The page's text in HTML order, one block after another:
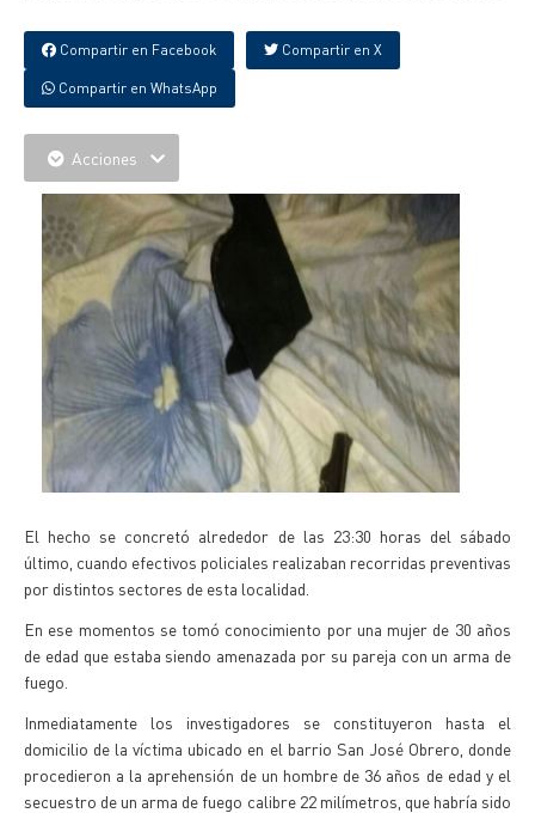
Compartir en Facebook Compartir en X
Compartir en WhatsApp
Acciones
El hecho se concretó alrededor de las 23:30 horas del sábado
último, cuando efectivos policiales realizaban recorridas preventivas
por distintos sectores de esta localidad.
En ese momentos se tomó conocimiento por una mujer de 30 años
de edad que estaba siendo amenazada por su pareja con un arma de
fuego.
Inmediatamente los investigadores se constituyeron hasta el
domicilio de la víctima ubicado en el barrio San José Obrero, donde
procedieron a la aprehensión de un hombre de 36 años de edad y el
secuestro de un arma de fuego calibre 22 milímetros, que habría sido